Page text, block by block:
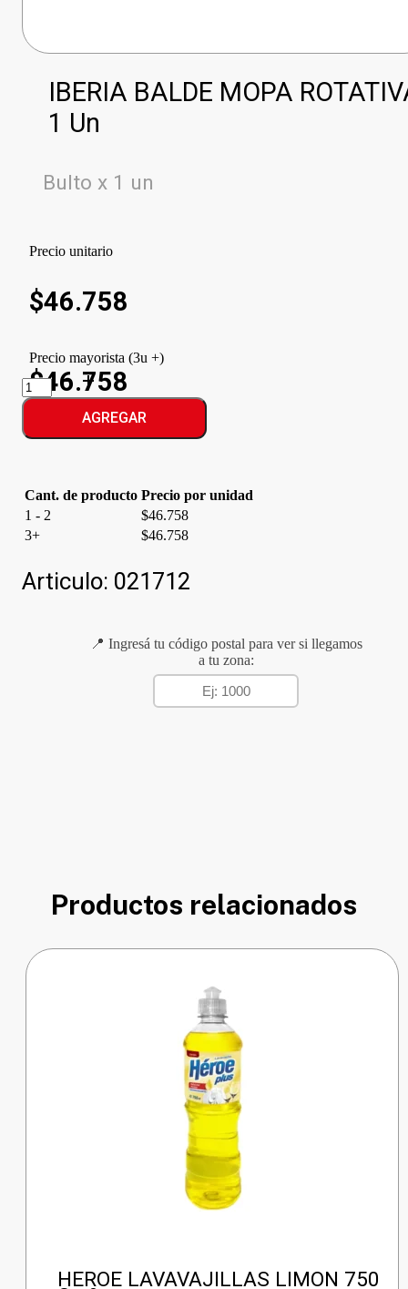
IBERIA BALDE MOPA
1 Un
Bulto x 1 un
Precio unitario
$46.758
Precio mayorista (3u +)
$46.758
IBERIA
BALDE
MOPA
ROTATIVA
cantidad
AGREGAR
Cant. de producto Precio por unidad
1 - 2
$46.758
3+
$46.758
Articulo: 021712
📍 Ingresá tu código postal para ver si llegamos
a tu zona:
Productos relacionados
HEROE LAVAVAJILLAS LIMON 750